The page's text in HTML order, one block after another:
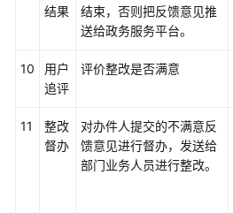
服
修
结果
结束，否则把反馈意见推
送给政务服务平台。
10
用户
追评
评价整改是否满意
11
整改
督办
对办件人提交的不满意反
馈意见进行督办，发送给
部门业务人员进行整改。